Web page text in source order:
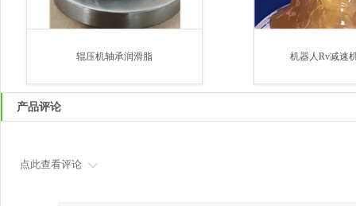
辊压机轴承润滑脂 机器人Rv减速
产品评论
点此查看评论